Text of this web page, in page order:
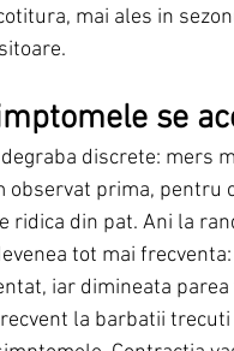
mai ales in
se
discrete: mers
prima, pentru
ridica din pat. Ani la
tot mai
iar dimineata
la barbatii trecuti